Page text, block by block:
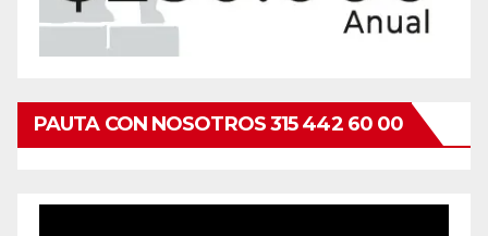
PAUTA CON NOSOTROS 315 442 60 00